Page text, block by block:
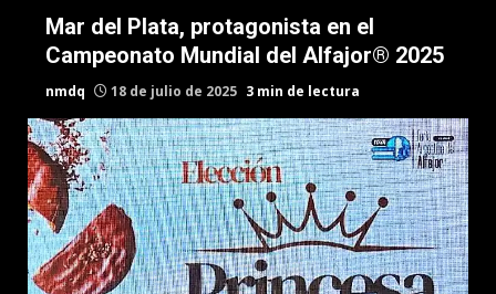
Mar del Plata, protagonista en el
Campeonato Mundial del Alfajor® 2025
nmdq 18 de julio de 2025 3 min de lectura